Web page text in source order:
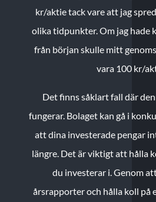
kr/aktie tack vare att jag
olika tidpunkter. Om jag hade
från början skulle mitt
vara 100 kr/
Det finns såklart fall där
fungerar. Bolaget kan gå i
att dina investerade pengar
längre. Det är viktigt att hålla
du investerar i. Genom
årsrapporter och hålla koll på